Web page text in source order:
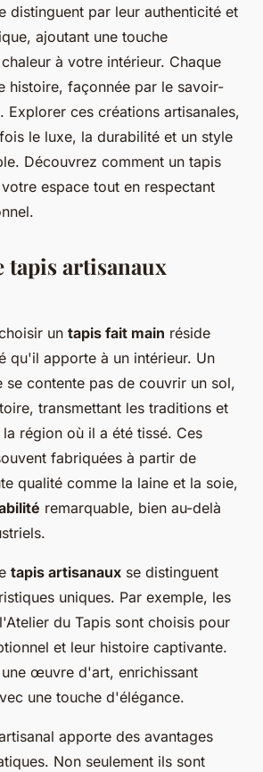
distinguent par leur authenticité et
ajoutant une touche
à votre intérieur. Chaque
histoire, façonnée par le savoir-
Explorer ces créations artisanales,
le luxe, la durabilité et un style
Découvrez comment un tapis
espace tout en respectant
tapis artisanaux
un tapis fait main réside
qu'il apporte à un intérieur. Un
se contente pas de couvrir un sol,
transmettant les traditions et
région où il a été tissé. Ces
fabriquées à partir de
qualité comme la laine et la soie,
remarquable, bien au-delà
tapis artisanaux se distinguent
uniques. Par exemple, les
du Tapis sont choisis pour
et leur histoire captivante.
œuvre d'art, enrichissant
une touche d'élégance.
apporte des avantages
Non seulement ils sont